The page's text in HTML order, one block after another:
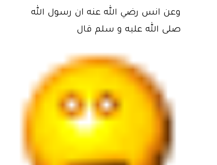
وعن انس رضي الله عنه ان رسول الله
صلى الله عليه و سلم قال